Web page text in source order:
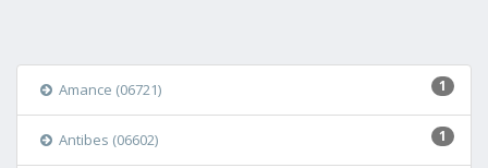
1
Amance (06721)
1
Antibes (06602)